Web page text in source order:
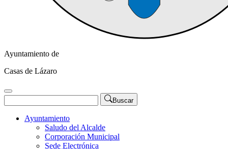
Ayuntamiento de
Casas de Lázaro
Buscar
Ayuntamiento
Saludo del Alcalde
Corporación Municipal
Sede Electrónica